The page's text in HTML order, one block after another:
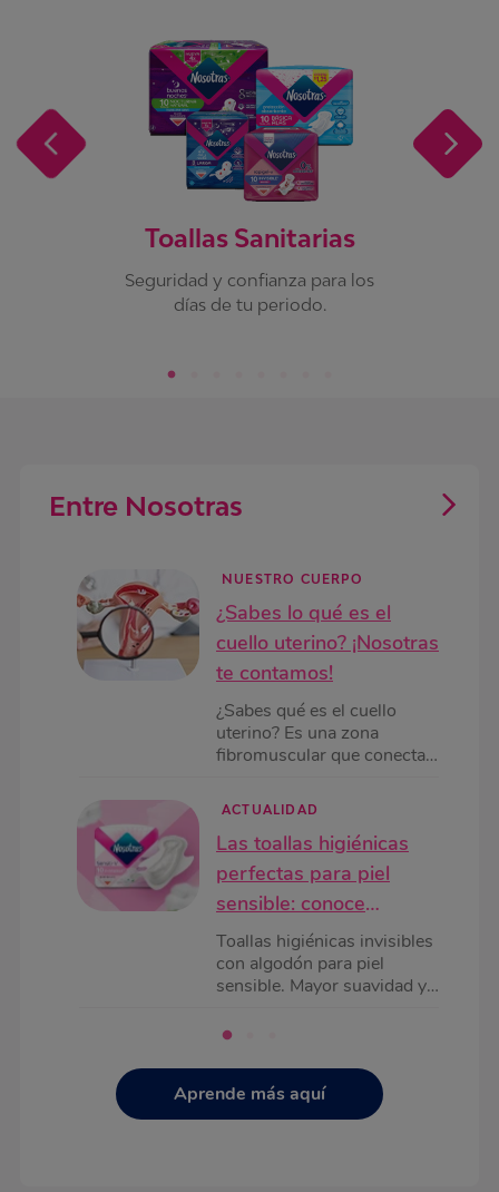
Toallas Sanitarias
Seguridad y confianza para los
días de tu periodo.
Entre Nosotras
NUESTRO CUERPO
¿Sabes lo qué es el
cuello uterino? ¡Nosotras
te contamos!
¿Sabes qué es el cuello
uterino? Es una zona
fibromuscular que conecta
sus funciones y sus
afecciones más comunes.
ACTUALIDAD
Las toallas higiénicas
perfectas para piel
sensible: conoce
Nosotras® Sensiti-V
Toallas higiénicas invisibles
con algodón para piel
sensible. Mayor suavidad y
Aprende más aquí